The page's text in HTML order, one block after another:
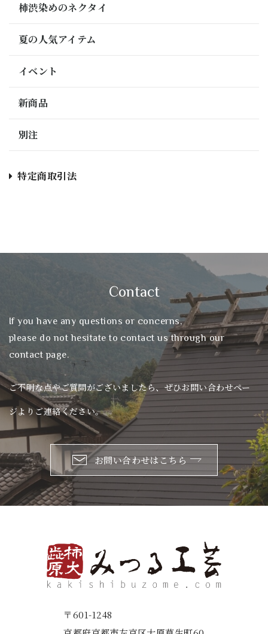
柿渋染めのネクタイ
夏の人気アイテム
イベント
新商品
別注
特定商取引法
Contact
If you have any questions or concerns,
please do not hesitate to contact us through our
contact page.
ご不明な点やご質問がございましたら、ぜひお問い合わせペー
ジよりご連絡ください。
お問い合わせはこちら
〒601-1248